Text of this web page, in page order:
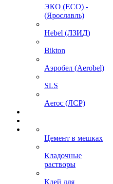
ЭКО (ECO) -
(Ярославль)
Hebel (ЛЗИД)
Bikton
Аэробел (Aerobel)
SLS
Aeroc (ЛСР)
Цемент в мешках
Кладочные
растворы
Клей для